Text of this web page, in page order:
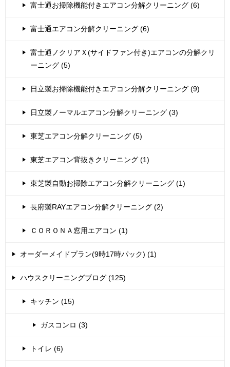
富士通お掃除機能付きエアコン分解クリーニング (6)
富士通エアコン分解クリーニング (6)
富士通ノクリアＸ(サイドファン付き)エアコンの分解クリ
ーニング (5)
日立製お掃除機能付きエアコン分解クリーニング (9)
日立製ノーマルエアコン分解クリーニング (3)
東芝エアコン分解クリーニング (5)
東芝エアコン背抜きクリーニング (1)
東芝製自動お掃除エアコン分解クリーニング (1)
長府製RAYエアコン分解クリーニング (2)
ＣＯＲＯＮＡ窓用エアコン (1)
オーダーメイドプラン(9時17時パック) (1)
ハウスクリーニングブログ (125)
キッチン (15)
ガスコンロ (3)
トイレ (6)